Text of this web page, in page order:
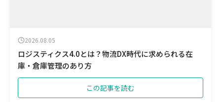
2026.08.05
ロジスティクス4.0とは？物流DX時代に求められる在
庫・倉庫管理のあり方
この記事を読む